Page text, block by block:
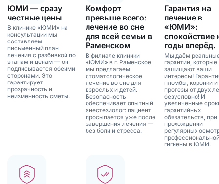
ЮМИ — сразу
честные цены
В клинике «ЮМИ» на
консультации мы
составляем
письменный план
лечения с разбивкой по
этапам и ценам — он
подписывается обеими
сторонами. Это
гарантирует
прозрачность и
неизменность сметы.
Комфорт
превыше всего:
лечение во сне
для всей семьи в
Раменском
В филиале клиники
«ЮМИ» в г. Раменское
мы предлагаем
стоматологическое
лечение во сне для
взрослых и детей.
Безопасность
обеспечивает опытный
анестезиолог: пациент
просыпается уже после
завершения лечения —
без боли и стресса.
Гарантия на
лечение в
«ЮМИ»:
спокойствие
годы вперёд.
Мы даём
гарантии, которые
защищают ваши
интересы!
пломбы, коронки и
протезы от двух
безусловно! И
увеличенные
гарантийных
обязательств, при
прохождении
регулярных
профессиональной
гигиены в ЮМИ.